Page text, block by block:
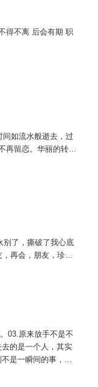
得不离 后会有期 职
如流水般逝去，过
再留恋。华丽的转
达了一种对过去一
别了，撕破了我心底
再会，朋友，珍
5、人生，既有相
03.原来放手不是不
的是一个人，其实
是一瞬间的事，是
是分手，是你还在